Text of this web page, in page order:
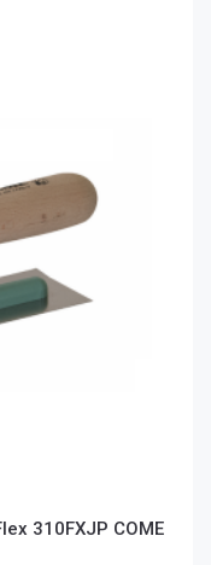
310FXJP COME